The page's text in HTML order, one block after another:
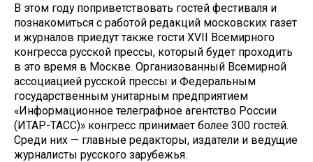
В этом году поприветствовать гостей фестиваля и
познакомиться с работой редакций московских газет
и журналов приедут также гости XVII Всемирного
конгресса русской прессы, который будет проходить
в это время в Москве. Организованный Всемирной
ассоциацией русской прессы и Федеральным
государственным унитарным предприятием
«Информационное телеграфное агентство России
(ИТАР-ТАСС)» конгресс принимает более 300 гостей.
Среди них — главные редакторы, издатели и ведущие
журналисты русского зарубежья.